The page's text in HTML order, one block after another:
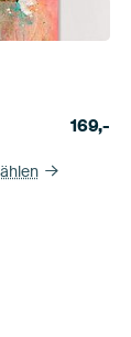
169,-